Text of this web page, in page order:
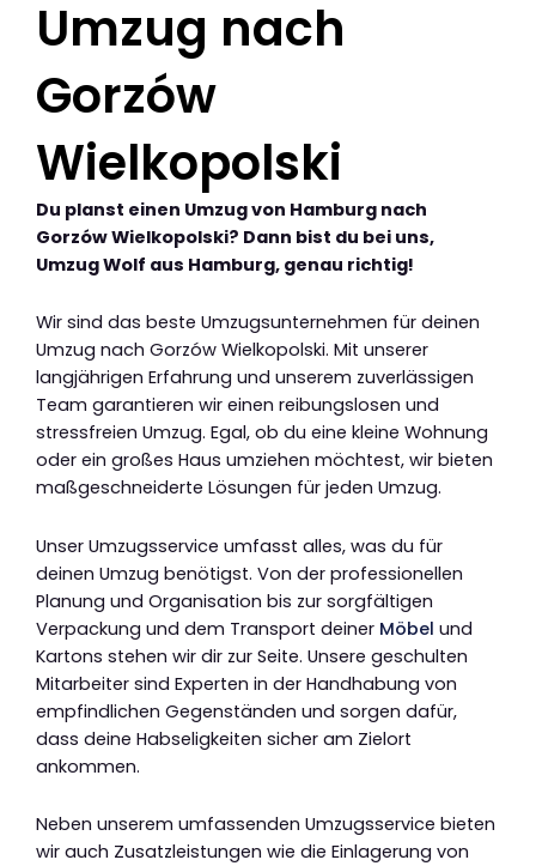
Umzug nach
Gorzów
Wielkopolski
Du planst einen Umzug von Hamburg nach
Gorzów Wielkopolski? Dann bist du bei uns,
Umzug Wolf aus Hamburg, genau richtig!
Wir sind das beste Umzugsunternehmen für deinen
Umzug nach Gorzów Wielkopolski. Mit unserer
langjährigen Erfahrung und unserem zuverlässigen
Team garantieren wir einen reibungslosen und
stressfreien Umzug. Egal, ob du eine kleine Wohnung
oder ein großes Haus umziehen möchtest, wir bieten
maßgeschneiderte Lösungen für jeden Umzug.
Unser Umzugsservice umfasst alles, was du für
deinen Umzug benötigst. Von der professionellen
Planung und Organisation bis zur sorgfältigen
Verpackung und dem Transport deiner Möbel und
Kartons stehen wir dir zur Seite. Unsere geschulten
Mitarbeiter sind Experten in der Handhabung von
empfindlichen Gegenständen und sorgen dafür,
dass deine Habseligkeiten sicher am Zielort
ankommen.
Neben unserem umfassenden Umzugsservice bieten
wir auch Zusatzleistungen wie die Einlagerung von